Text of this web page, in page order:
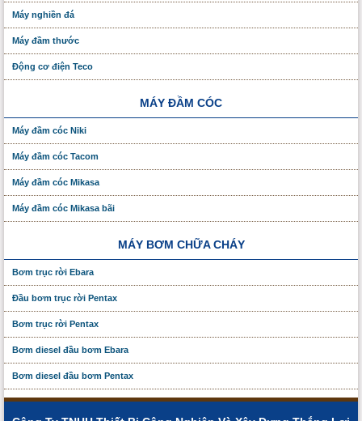
Máy nghiền đá
Máy đầm thước
Động cơ điện Teco
MÁY ĐẦM CÓC
Máy đầm cóc Niki
Máy đầm cóc Tacom
Máy đầm cóc Mikasa
Máy đầm cóc Mikasa bãi
MÁY BƠM CHỮA CHÁY
Bơm trục rời Ebara
Đầu bơm trục rời Pentax
Bơm trục rời Pentax
Bơm diesel đầu bơm Ebara
Bơm diesel đầu bơm Pentax